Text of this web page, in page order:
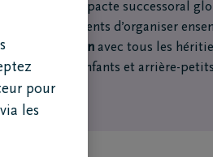
le biais d’un pacte successoral
aux parents d’organiser
en concertation avec tous les
petits-enfants et arrière-
pour
les